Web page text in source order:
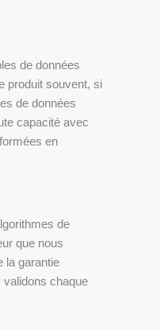
de données
produit souvent, si
de données
capacité avec
en
de
que nous
la garantie
validons chaque